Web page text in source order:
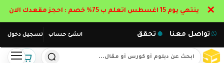
انشئ حساب تسجيل دخول تواصل معنا تحقق
ينتهي يوم 15 اغسطس اتعلم ب 75% خصم : احجز مقعدك الان ✕